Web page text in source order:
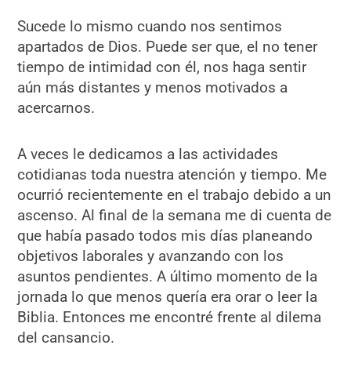
Sucede lo mismo cuando nos sentimos
apartados de Dios. Puede ser que, el no tener
tiempo de intimidad con él, nos haga sentir
aún más distantes y menos motivados a
acercarnos.
A veces le dedicamos a las actividades
cotidianas toda nuestra atención y tiempo. Me
ocurrió recientemente en el trabajo debido a un
ascenso. Al final de la semana me di cuenta de
que había pasado todos mis días planeando
objetivos laborales y avanzando con los
asuntos pendientes. A último momento de la
jornada lo que menos quería era orar o leer la
Biblia. Entonces me encontré frente al dilema
del cansancio.